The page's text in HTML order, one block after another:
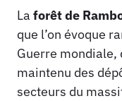
La forêt de
que l’on évoque
Guerre mondiale,
maintenu des
secteurs du